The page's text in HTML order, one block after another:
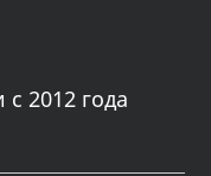
2012 года